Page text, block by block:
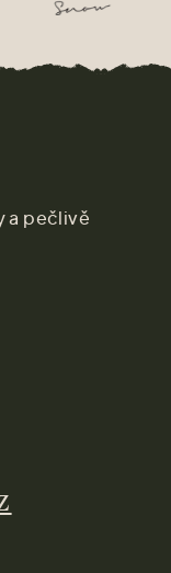
a pečlivě